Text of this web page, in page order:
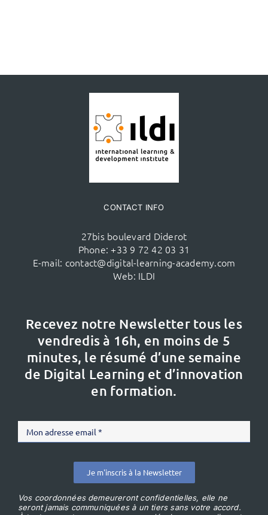
CONTACT INFO
27bis boulevard Diderot
Phone: +33 9 72 42 03 31
E-mail: contact@digital-learning-academy.com
Web: ILDI
Recevez notre Newsletter tous les
vendredis à 16h, en moins de 5
minutes, le résumé d’une semaine
de Digital Learning et d’innovation
en formation.
Je m'inscris à la Newsletter
Vos coordonnées demeureront confidentielles, elle ne
seront jamais communiquées à un tiers sans votre accord.